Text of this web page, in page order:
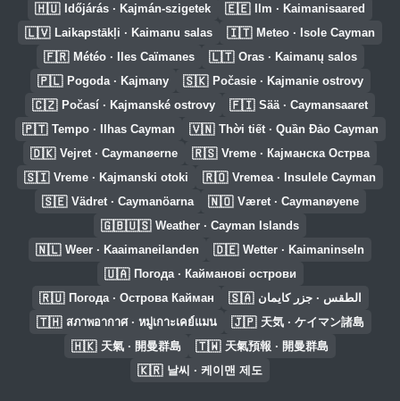
🇭🇺 Időjárás · Kajmán-szigetek 🇪🇪 Ilm · Kaimanisaared
🇱🇻 Laikapstākļi · Kaimanu salas 🇮🇹 Meteo · Isole Cayman
🇫🇷 Météo · Iles Caïmanes 🇱🇹 Oras · Kaimanų salos
🇵🇱 Pogoda · Kajmany 🇸🇰 Počasie · Kajmanie ostrovy
🇨🇿 Počasí · Kajmanské ostrovy 🇫🇮 Sää · Caymansaaret
🇵🇹 Tempo · Ilhas Cayman 🇻🇳 Thời tiết · Quần Đảo Cayman
🇩🇰 Vejret · Caymanøerne 🇷🇸 Vreme · Кајманска Острва
🇸🇮 Vreme · Kajmanski otoki 🇷🇴 Vremea · Insulele Cayman
🇸🇪 Vädret · Caymanöarna 🇳🇴 Været · Caymanøyene
🇬🇧🇺🇸 Weather · Cayman Islands
🇳🇱 Weer · Kaaimaneilanden 🇩🇪 Wetter · Kaimaninseln
🇺🇦 Погода · Кайманові острови
🇷🇺 Погода · Острова Кайман 🇸🇦 الطقس · جزر كايمان
🇹🇭 สภาพอากาศ · หมู่เกาะเคย์แมน 🇯🇵 天気 · ケイマン諸島
🇭🇰 天氣 · 開曼群島 🇹🇼 天氣預報 · 開曼群島
🇰🇷 날씨 · 케이맨 제도